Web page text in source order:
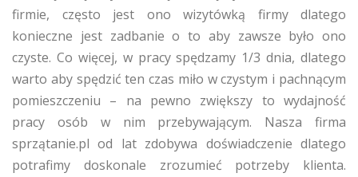
firmie, często jest ono wizytówką firmy dlatego
konieczne jest zadbanie o to aby zawsze było ono
czyste. Co więcej, w pracy spędzamy 1/3 dnia, dlatego
warto aby spędzić ten czas miło w czystym i pachnącym
pomieszczeniu – na pewno zwiększy to wydajność
pracy osób w nim przebywającym. Nasza firma
sprzątanie.pl od lat zdobywa doświadczenie dlatego
potrafimy doskonale zrozumieć potrzeby klienta.